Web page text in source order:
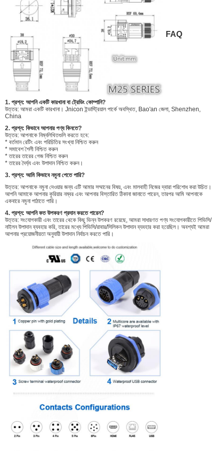
FAQ
1. প্রশ্ন: আপনি একটি কারখানা বা ট্রেডিং কোম্পানি?
উত্তর: আমরা একটি কারখানা। Jnicon ইন্ডাস্ট্রিয়াল পার্কে অবস্থিত, Bao'an জেলা, Shenzhen,
China
2. প্রশ্ন: কিভাবে আপনার পণ্য কিনতে?
উত্তর: আপনাকে নিম্নলিখিতগুলি করতে হবে:
* বর্তমান রেটিং এবং পরিচিতির সংখ্যা নিশ্চিত করুন
* সমাবেশ শৈলী নিশ্চিত করুন
* তারের তারের গেজ নিশ্চিত করুন
* তারের দৈর্ঘ্য এবং উপাদান নিশ্চিত করুন।
3. প্রশ্ন: আমি কিভাবে নমুনা পেতে পারি?
উত্তর: আপনাকে নমুনা দেওয়ার জন্য এটি আমার সম্মানের বিষয়, এবং মালবাহী নিজের দ্বারা পরিশোধ করা উচিত।
আপনি আমাকে আপনার কুরিয়ার নম্বর এবং আপনার বিস্তারিত ঠিকানা জানাতে পারেন, তারপর আমি আপনাকে
একবারে নমুনা পাঠাতে পারি।
4. প্রশ্ন: আপনি কত উপকরণ প্রদান করতে পারেন?
উত্তর: সংযোগকারী এবং তারের থেকে কিছু ভিন্ন উপকরণ রয়েছে, আমরা সাধারণত পণ্য সংযোগকারীতে পিভিসি/
নাইলন উপাদান ব্যবহার করি, তারের মধ্যে পিভিসি/রাবার/সিলিকন উপাদান ব্যবহার করা হয়েছিল। অবশ্যই আমরা
আপনার প্রয়োজনীয়তা অনুযায়ী উপাদান নির্বাচন করতে পারি।